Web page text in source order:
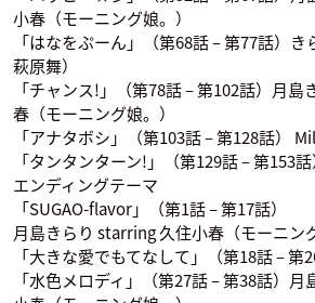
小春（モーニング娘。）
「はなをぷーん」（第68話 – 第77話）
萩原舞）
「チャンス!」（第78話 – 第102話）月
春（モーニング娘。）
「アナタボシ」（第103話 – 第128話）
「タンタンターン!」（第129話 – 第153
エンディングテーマ
「SUGAO-flavor」（第1話 – 第17話）
月島きらり starring 久住小春（モーニン
「大きな愛でもてなして」（第18話 –
「水色メロディ」（第27話 – 第38話）